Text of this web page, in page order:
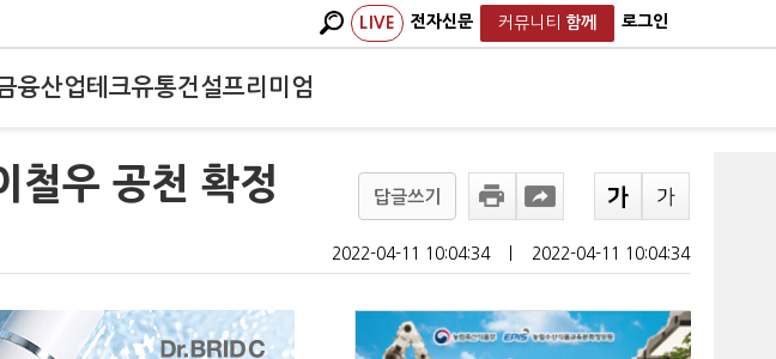
LIVE 전자신문 커뮤니티 함께 로그인
융산업테크유통건설프리미엄
철우 공천 확정 답글쓰기
2022-04-11 10:04:34 2022-04-11 10:04:34